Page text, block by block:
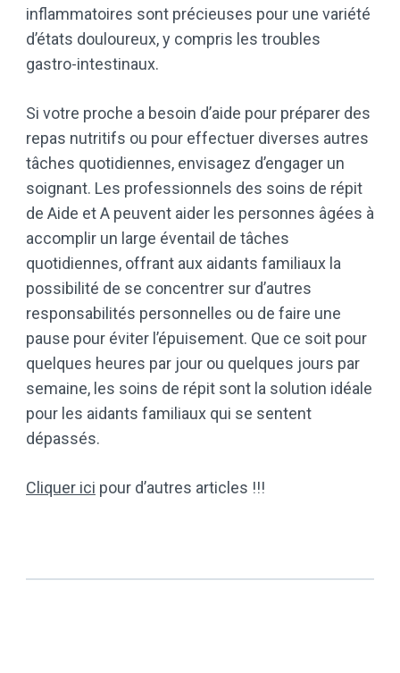
inflammatoires sont précieuses pour une variété
d’états douloureux, y compris les troubles
gastro-intestinaux.
Si votre proche a besoin d’aide pour préparer des
repas nutritifs ou pour effectuer diverses autres
tâches quotidiennes, envisagez d’engager un
soignant. Les professionnels des soins de répit
de Aide et A peuvent aider les personnes âgées à
accomplir un large éventail de tâches
quotidiennes, offrant aux aidants familiaux la
possibilité de se concentrer sur d’autres
responsabilités personnelles ou de faire une
pause pour éviter l’épuisement. Que ce soit pour
quelques heures par jour ou quelques jours par
semaine, les soins de répit sont la solution idéale
pour les aidants familiaux qui se sentent
dépassés.
Cliquer ici pour d’autres articles !!!